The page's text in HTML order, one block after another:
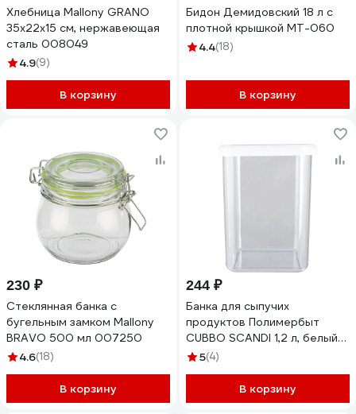
Хлебница Mallony GRANO
35х22х15 см, нержавеющая
сталь 008049
4.9(9)
В корзину
Бидон Демидовский 18 л с
плотной крышкой МТ-060
4.4(18)
В корзину
230 ₽
Стеклянная банка с
бугельным замком Mallony
BRAVO 500 мл 007250
4.6(18)
В корзину
244 ₽
Банка для сыпучих
продуктов Полимербыт
CUBBO SCANDI 1,2 л, белый
432670800
5(4)
В корзину